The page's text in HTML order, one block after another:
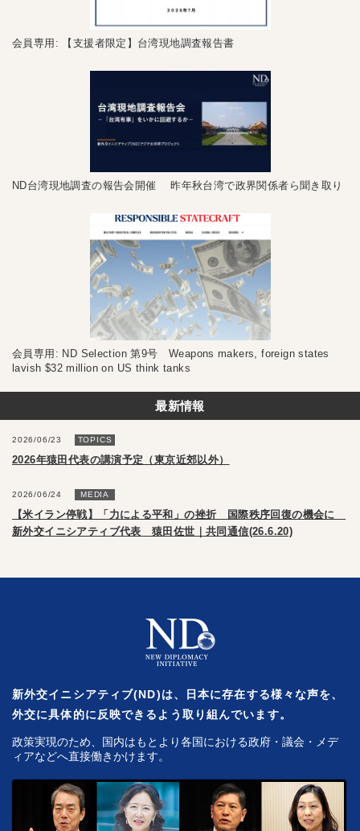
会員専用: 【支援者限定】台湾現地調査報告書
ND台湾現地調査の報告会開催 昨年秋台湾で政界関係者ら聞き取り
会員専用: ND Selection 第9号 Weapons makers, foreign states
lavish $32 million on US think tanks
最新情報
2026/06/23 TOPICS
2026年猿田代表の講演予定（東京近郊以外）
2026/06/24 MEDIA
【米イラン停戦】「力による平和」の挫折 国際秩序回復の機会に
新外交イニシアティブ代表 猿田佐世｜共同通信(26.6.20)
新外交イニシアティブ(ND)は、日本に存在する様々な声を、
外交に具体的に反映できるよう取り組んでいます。
政策実現のため、国内はもとより各国における政府・議会・メデ
ィアなどへ直接働きかけます。